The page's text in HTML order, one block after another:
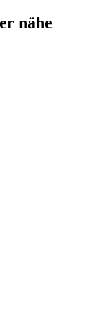
nähe